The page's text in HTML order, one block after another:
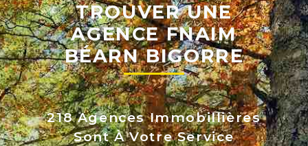
TROUVER UNE
AGENCE FNAIM
BÉARN BIGORRE
218 Agences Immobillières
Sont À Votre Service